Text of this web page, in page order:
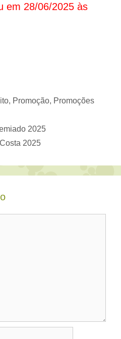
em 28/06/2025 às
, Promoção, Promoções
2025
2025